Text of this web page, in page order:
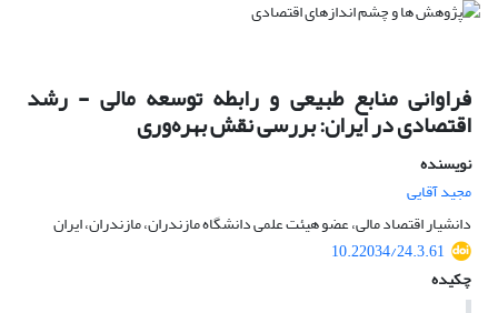
فراوانی منابع طبیعی و رابطه توسعه مالی - رشد
اقتصادی در ایران: بررسی نقش بهره‌وری
نویسنده
مجید آقایی
دانشیار اقتصاد مالی، عضو هیئت علمی دانشگاه مازندران، مازندران، ایران
10.22034/24.3.61
چکیده